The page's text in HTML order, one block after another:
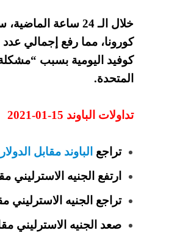
خلال الـ 24 ساعة الماضية، سجلت السلطات الطبية
كوفيد اليومية بسبب “مشكلة
المتحدة.
تداولات الباوند 15-01-2021
تراجع الباوند مقابل الدولار
ارتفع الجنيه الاسترليني مقابل
تراجع الجنيه الاسترليني مقابل اليورو
صعد الجنيه الاسترليني